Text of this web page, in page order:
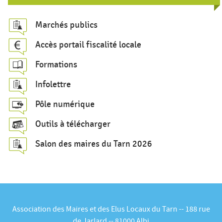
e
c
h
e
c
h
e
Marchés publics
Accès portail fiscalité locale
Formations
Infolettre
Pôle numérique
Outils à télécharger
Salon des maires du Tarn 2026
Association des Maires et des Elus Locaux du Tarn -- 188 rue